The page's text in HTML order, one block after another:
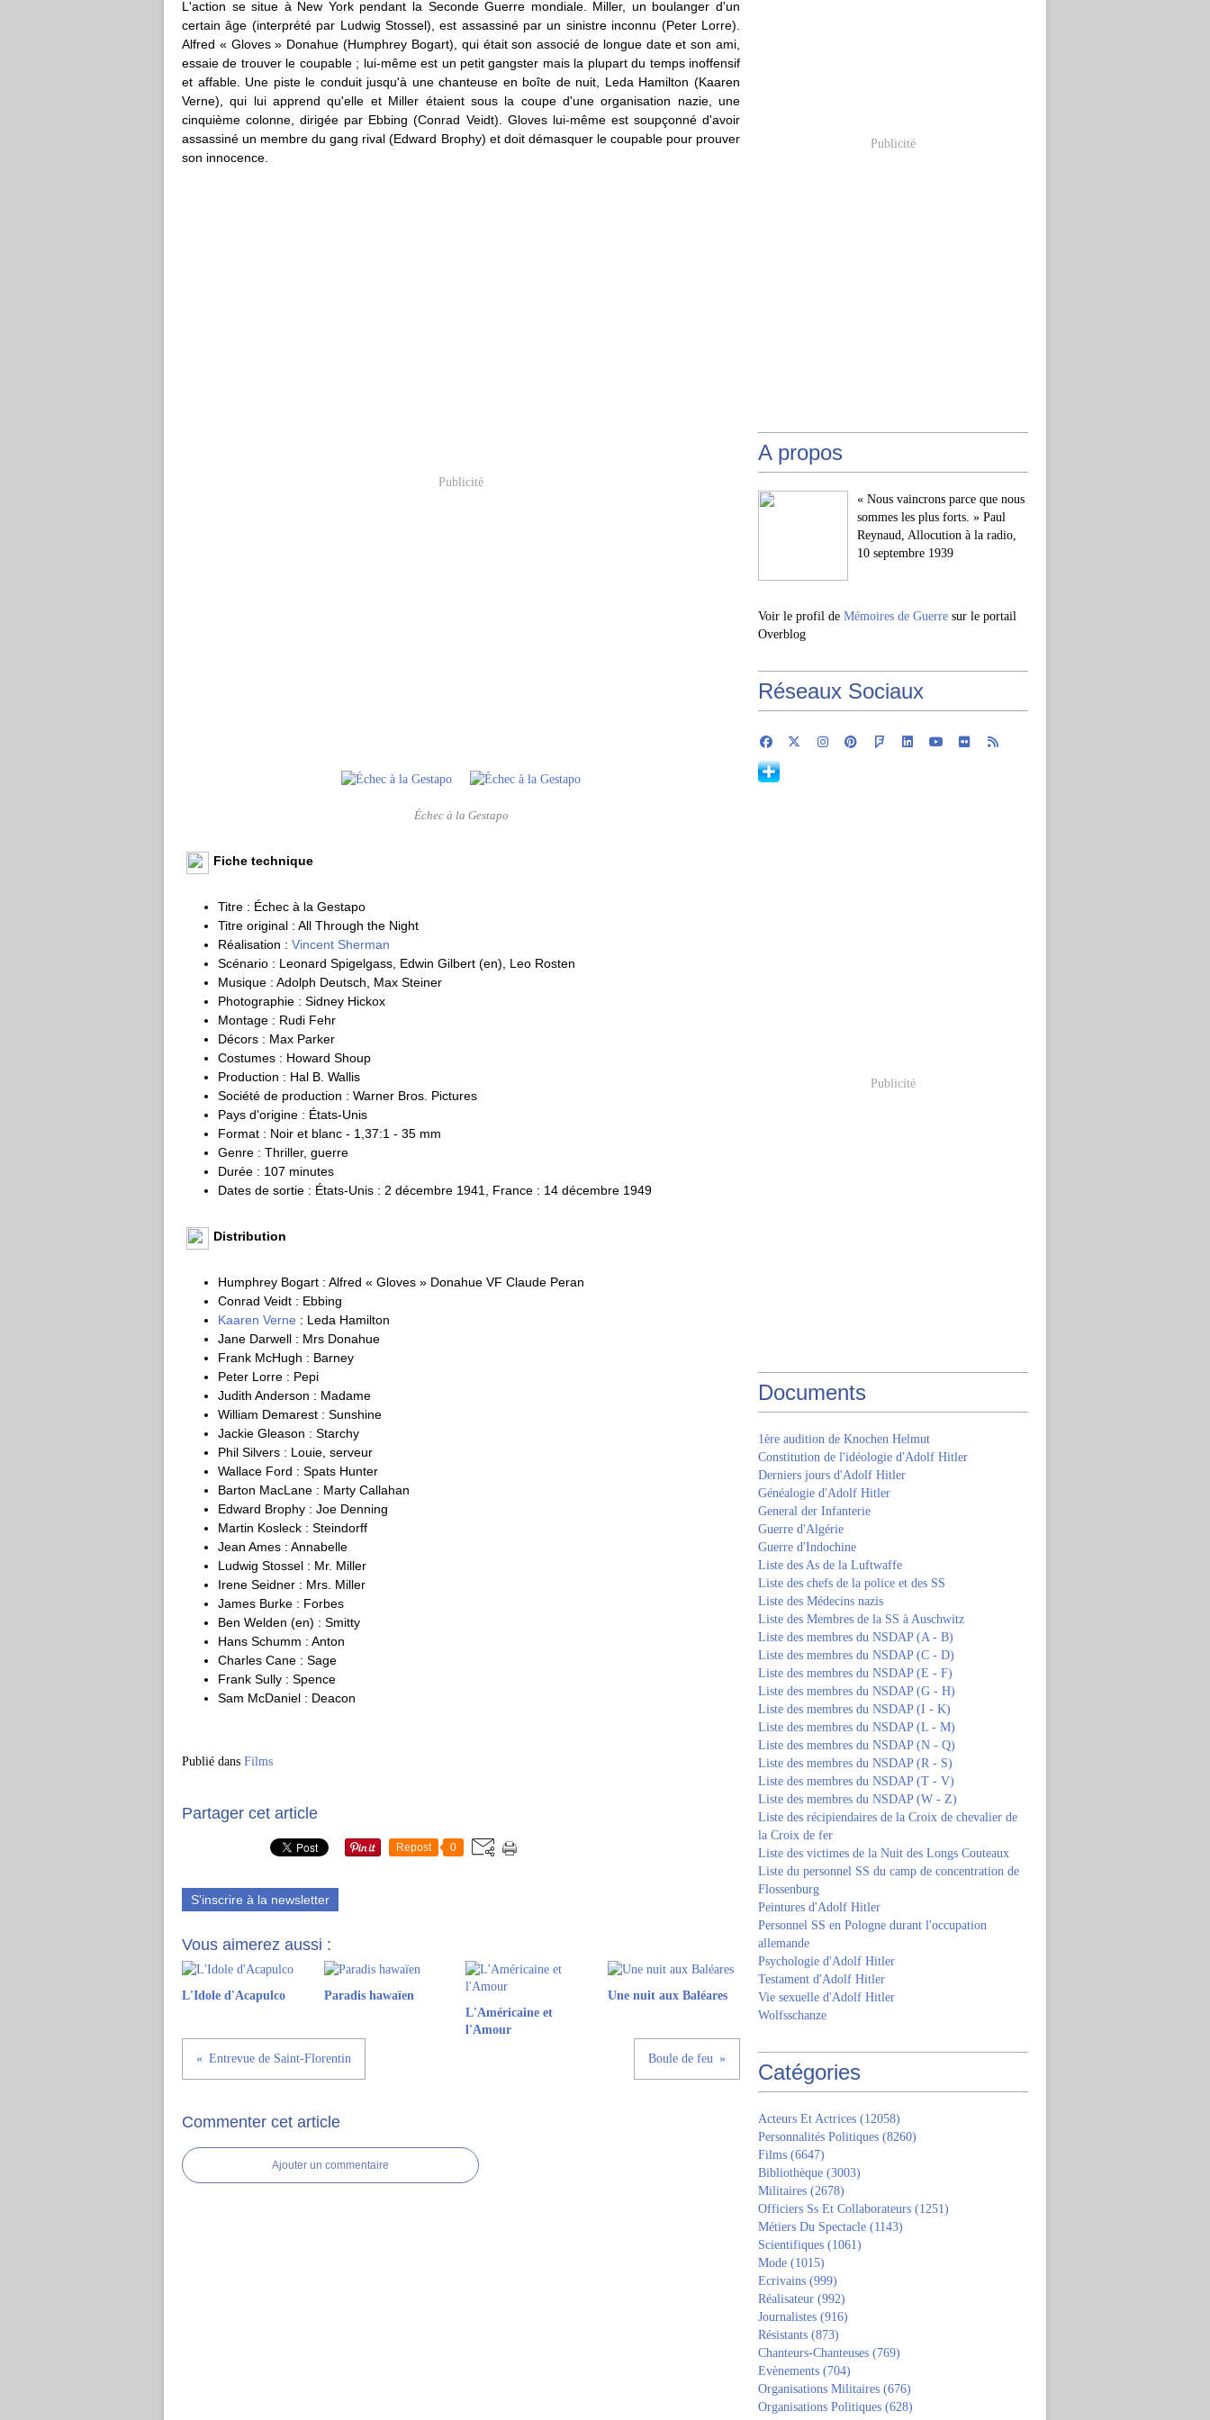
L'action se situe à New York pendant la Seconde Guerre mondiale. Miller, un boulanger d'un
certain âge (interprété par Ludwig Stossel), est assassiné par un sinistre inconnu (Peter Lorre).
Alfred « Gloves » Donahue (Humphrey Bogart), qui était son associé de longue date et son ami,
essaie de trouver le coupable ; lui-même est un petit gangster mais la plupart du temps inoffensif
et affable. Une piste le conduit jusqu'à une chanteuse en boîte de nuit, Leda Hamilton (Kaaren
Verne), qui lui apprend qu'elle et Miller étaient sous la coupe d'une organisation nazie, une
cinquième colonne, dirigée par Ebbing (Conrad Veidt). Gloves lui-même est soupçonné d'avoir
assassiné un membre du gang rival (Edward Brophy) et doit démasquer le coupable pour prouver
son innocence.
Publicité
Échec à la Gestapo
Fiche technique
Titre : Échec à la Gestapo
Titre original : All Through the Night
Réalisation : Vincent Sherman
Scénario : Leonard Spigelgass, Edwin Gilbert (en), Leo Rosten
Musique : Adolph Deutsch, Max Steiner
Photographie : Sidney Hickox
Montage : Rudi Fehr
Décors : Max Parker
Costumes : Howard Shoup
Production : Hal B. Wallis
Société de production : Warner Bros. Pictures
Pays d'origine : États-Unis
Format : Noir et blanc - 1,37:1 - 35 mm
Genre : Thriller, guerre
Durée : 107 minutes
Dates de sortie : États-Unis : 2 décembre 1941, France : 14 décembre 1949
Distribution
Humphrey Bogart : Alfred « Gloves » Donahue VF Claude Peran
Conrad Veidt : Ebbing
Kaaren Verne : Leda Hamilton
Jane Darwell : Mrs Donahue
Frank McHugh : Barney
Peter Lorre : Pepi
Judith Anderson : Madame
William Demarest : Sunshine
Jackie Gleason : Starchy
Phil Silvers : Louie, serveur
Wallace Ford : Spats Hunter
Barton MacLane : Marty Callahan
Edward Brophy : Joe Denning
Martin Kosleck : Steindorff
Jean Ames : Annabelle
Ludwig Stossel : Mr. Miller
Irene Seidner : Mrs. Miller
James Burke : Forbes
Ben Welden (en) : Smitty
Hans Schumm : Anton
Charles Cane : Sage
Frank Sully : Spence
Sam McDaniel : Deacon
Publié dans Films
Partager cet article
Repost 0
S'inscrire à la newsletter
Vous aimerez aussi :
L'Idole d'Acapulco
Paradis hawaïen
L'Américaine et
l'Amour
Une nuit aux Baléares
Entrevue de Saint-Florentin Boule de feu
Commenter cet article
Ajouter un commentaire
Publicité
A propos
« Nous vaincrons parce que nous
sommes les plus forts. » Paul
Reynaud, Allocution à la radio,
10 septembre 1939
Voir le profil de Mémoires de Guerre sur le portail
Overblog
Réseaux Sociaux
Publicité
Documents
1ère audition de Knochen Helmut
Constitution de l'idéologie d'Adolf Hitler
Derniers jours d'Adolf Hitler
Généalogie d'Adolf Hitler
General der Infanterie
Guerre d'Algérie
Guerre d'Indochine
Liste des As de la Luftwaffe
Liste des chefs de la police et des SS
Liste des Médecins nazis
Liste des Membres de la SS à Auschwitz
Liste des membres du NSDAP (A - B)
Liste des membres du NSDAP (C - D)
Liste des membres du NSDAP (E - F)
Liste des membres du NSDAP (G - H)
Liste des membres du NSDAP (I - K)
Liste des membres du NSDAP (L - M)
Liste des membres du NSDAP (N - Q)
Liste des membres du NSDAP (R - S)
Liste des membres du NSDAP (T - V)
Liste des membres du NSDAP (W - Z)
Liste des récipiendaires de la Croix de chevalier de
la Croix de fer
Liste des victimes de la Nuit des Longs Couteaux
Liste du personnel SS du camp de concentration de
Flossenburg
Peintures d'Adolf Hitler
Personnel SS en Pologne durant l'occupation
allemande
Psychologie d'Adolf Hitler
Testament d'Adolf Hitler
Vie sexuelle d'Adolf Hitler
Wolfsschanze
Catégories
Acteurs Et Actrices (12058)
Personnalités Politiques (8260)
Films (6647)
Bibliothèque (3003)
Militaires (2678)
Officiers Ss Et Collaborateurs (1251)
Métiers Du Spectacle (1143)
Scientifiques (1061)
Mode (1015)
Ecrivains (999)
Réalisateur (992)
Journalistes (916)
Résistants (873)
Chanteurs-Chanteuses (769)
Evènements (704)
Organisations Militaires (676)
Organisations Politiques (628)